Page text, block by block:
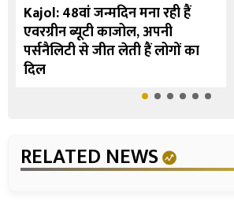
Kajol: 48वां जन्मदिन मना रही हैं
एवरग्रीन ब्यूटी काजोल, अपनी
पर्सनैलिटी से जीत लेती हैं लोगों का
दिल
RELATED NEWS